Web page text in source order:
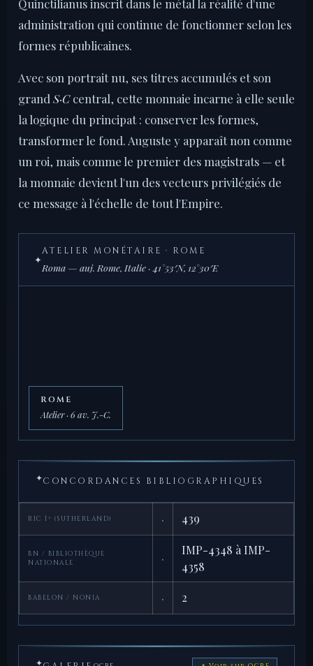
Quinctilianus inscrit dans le métal la réalité d'une
administration qui continue de fonctionner selon les
formes républicaines.
Avec son portrait nu, ses titres accumulés et son
grand S·Ccentral, cette monnaie incarne à elle seule
la logique du principat : conserver les formes,
transformer le fond. Auguste y apparaît non comme
un roi, mais comme le premier des magistrats — et
la monnaie devient l'un des vecteurs privilégiés de
ce message à l'échelle de tout l'Empire.
✦
ATELIER MONÉTAIRE · ROME
Roma — auj. Rome, Italie · 41°53′N, 12°30′E
ROME
Atelier · 6 av. J.-C.
✦CONCORDANCES BIBLIOGRAPHIQUES
RIC I² (SUTHERLAND) · 439
BN / BIBLIOTHÈQUE
NATIONALE
·
IMP-4348 à IMP-
4358
BABELON / NONIA · 2
✦